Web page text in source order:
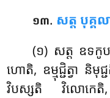
១៣. សត្ត បុគ្គល
(១) សត្ត ឧទកូ
ហោតិ, ឧម្មុជ្ជិត្វា និមុជ្
វិបស្សតិ វិលោកេតិ,